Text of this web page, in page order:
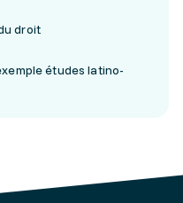
droit
études latino-